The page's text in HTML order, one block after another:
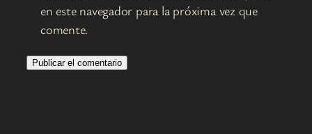
en este navegador para la próxima vez que
comente.